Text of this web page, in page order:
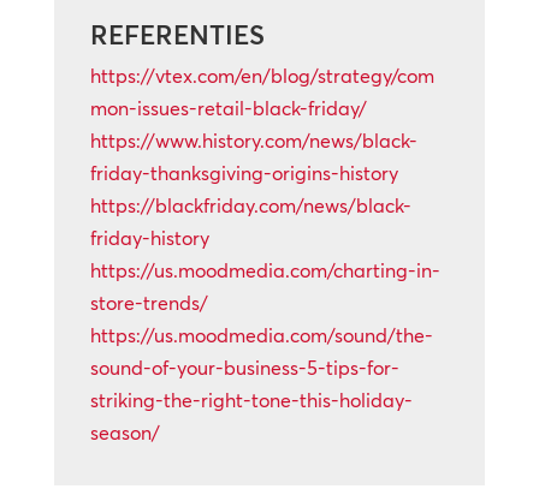
REFERENTIES
https://vtex.com/en/blog/strategy/com
mon-issues-retail-black-friday/
https://www.history.com/news/black-
friday-thanksgiving-origins-history
https://blackfriday.com/news/black-
friday-history
https://us.moodmedia.com/charting-in-
store-trends/
https://us.moodmedia.com/sound/the-
sound-of-your-business-5-tips-for-
striking-the-right-tone-this-holiday-
season/